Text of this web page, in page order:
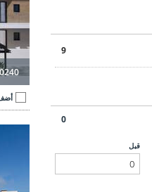
1
1
9
0
قبل
أضف